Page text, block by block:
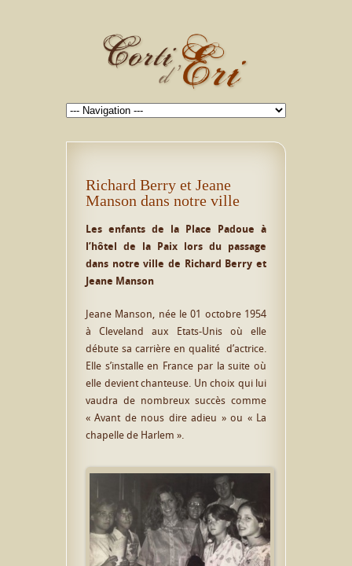
Richard Berry et Jeane
Manson dans notre ville
Les enfants de la Place Padoue à
l’hôtel de la Paix lors du passage
dans notre ville de Richard Berry et
Jeane Manson
Jeane Manson, née le 01 octobre 1954
à Cleveland aux Etats-Unis où elle
débute sa carrière en qualité d’actrice.
Elle s’installe en France par la suite où
elle devient chanteuse. Un choix qui lui
vaudra de nombreux succès comme
« Avant de nous dire adieu » ou « La
chapelle de Harlem ».